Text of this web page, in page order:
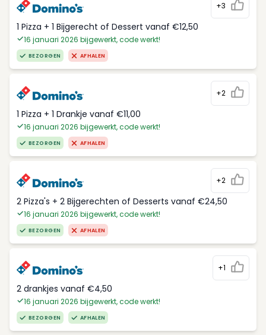
+3
1 Pizza + 1 Bijgerecht of Dessert vanaf €12,50
16 januari 2026 bijgewerkt, code werkt!
BEZORGEN AFHALEN
+2
1 Pizza + 1 Drankje vanaf €11,00
16 januari 2026 bijgewerkt, code werkt!
BEZORGEN AFHALEN
+2
2 Pizza's + 2 Bijgerechten of Desserts vanaf €24,50
16 januari 2026 bijgewerkt, code werkt!
BEZORGEN AFHALEN
+1
2 drankjes vanaf €4,50
16 januari 2026 bijgewerkt, code werkt!
BEZORGEN AFHALEN